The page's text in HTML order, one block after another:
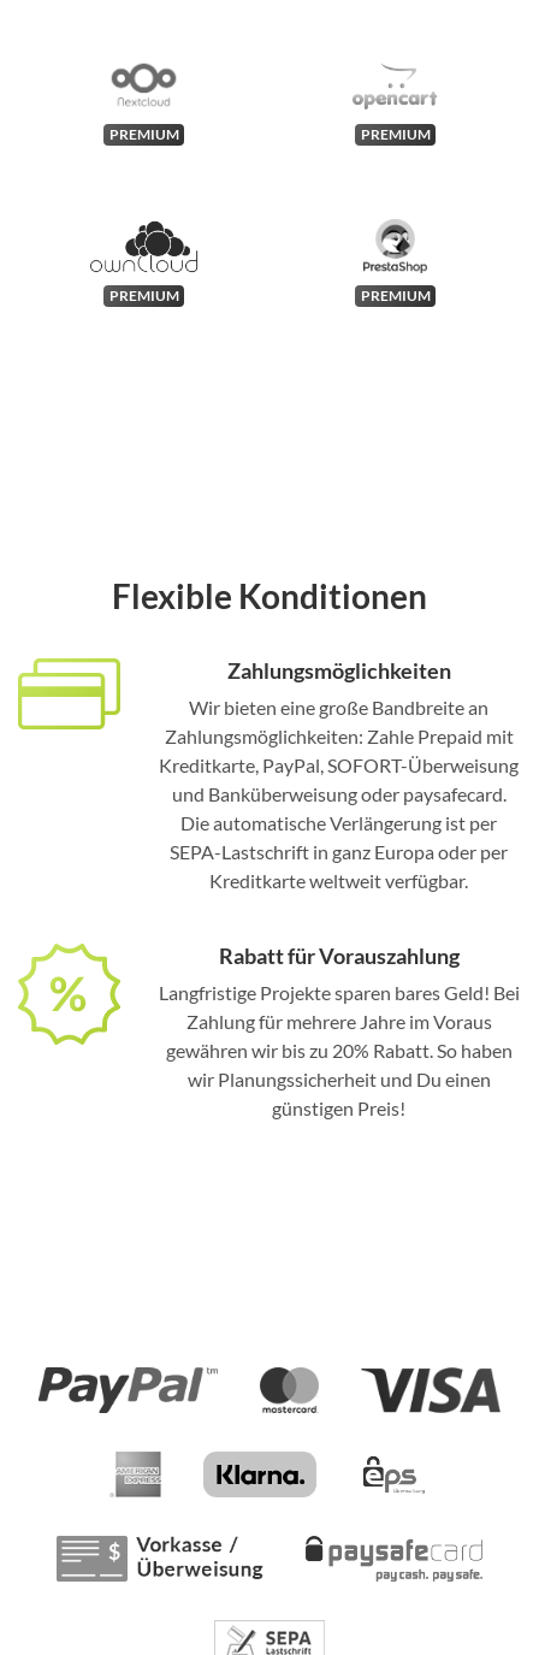
PREMIUM PREMIUM
PREMIUM PREMIUM
Flexible Konditionen
Zahlungsmöglichkeiten
Wir bieten eine große Bandbreite an
Zahlungsmöglichkeiten: Zahle Prepaid mit
Kreditkarte, PayPal, SOFORT-Überweisung
und Banküberweisung oder paysafecard.
Die automatische Verlängerung ist per
SEPA-Lastschrift in ganz Europa oder per
Kreditkarte weltweit verfügbar.
Rabatt für Vorauszahlung
Langfristige Projekte sparen bares Geld! Bei
Zahlung für mehrere Jahre im Voraus
gewähren wir bis zu 20% Rabatt. So haben
wir Planungssicherheit und Du einen
günstigen Preis!